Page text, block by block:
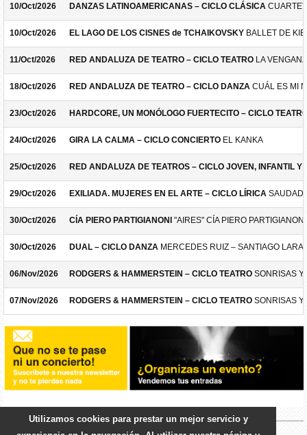
10/Oct/2026 DANZAS LATINOAMERICANAS – CICLO CLÁSICA
10/Oct/2026 EL LAGO DE LOS CISNES de TCHAIKOVSKY BALLET DE
11/Oct/2026 RED ANDALUZA DE TEATRO – CICLO TEATRO LA
18/Oct/2026 RED ANDALUZA DE TEATRO – CICLO DANZA CUÁL ES MI
23/Oct/2026 HARDCORE, UN MONÓLOGO FUERTECITO – CICLO
24/Oct/2026 GIRA LA CALMA – CICLO CONCIERTO EL KANKA
25/Oct/2026 RED ANDALUZA DE TEATROS – CICLO JOVEN, INFANTIL Y
29/Oct/2026 EXILIADA. MUJERES EN EL ARTE – CICLO LÍRICA
30/Oct/2026 CÍA PIERO PARTIGIANONI "AIRES" CÍA PIERO PARTIGIANONI
30/Oct/2026 DUAL – CICLO DANZA MERCEDES RUIZ – SANTIAGO LARA
06/Nov/2026 RODGERS & HAMMERSTEIN – CICLO TEATRO SONRISAS Y
07/Nov/2026 RODGERS & HAMMERSTEIN – CICLO TEATRO SONRISAS Y
Utilizamos cookies para prestar un mejor servicio y